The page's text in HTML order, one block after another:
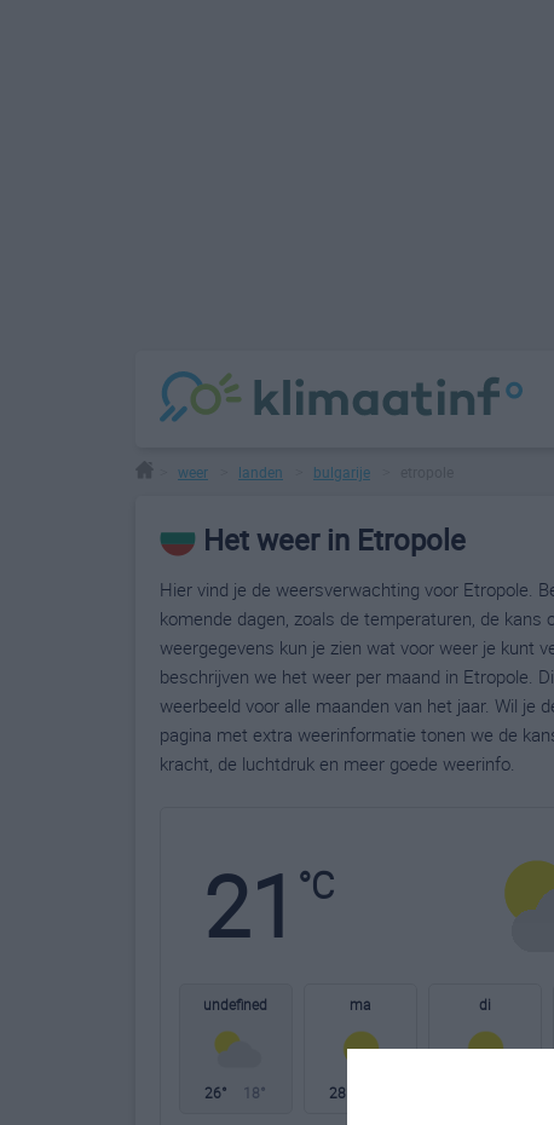
weer landen bulgarije
Het weer in Etropole
Hier vind je de weersverwachting voor Etropole.
komende dagen, zoals de temperaturen, de
weergegevens kun je zien wat voor weer je kunt
beschrijven we het weer per maand in Etropole.
weerbeeld voor alle maanden van het jaar. Wil je
pagina met extra weerinformatie tonen we de
kracht, de luchtdruk en meer goede weerinfo.
21 °C
undefined
26° 18°
ma
28°
di